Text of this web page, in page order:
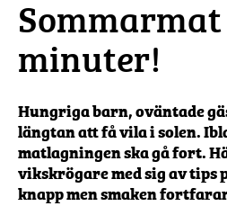
minuter!
Hungriga barn, oväntade
längtan att få vila i solen.
matlagningen ska gå fort.
vikskrögare med sig av
knapp men smaken